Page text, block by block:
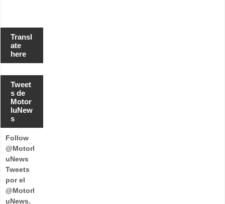
Transl
ate
here
Tweet
s de
Motor
luNew
s
Follow
@Motorl
uNews
Tweets
por el
@Motorl
uNews.